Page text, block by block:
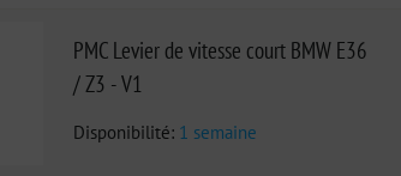
PMC Levier de vitesse court BMW E36
/ Z3 - V1
Disponibilité: 1 semaine